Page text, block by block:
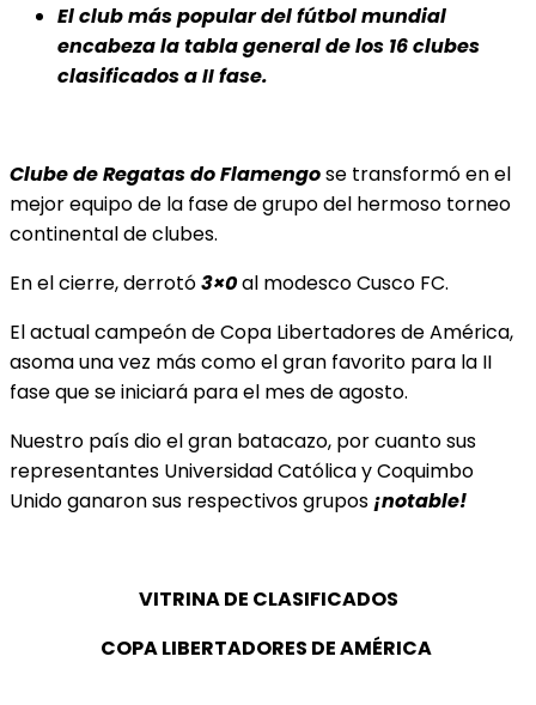
El club más popular del fútbol mundial
encabeza la tabla general de los 16 clubes
clasificados a II fase.
Clube de Regatas do Flamengose transformó en el
mejor equipo de la fase de grupo del hermoso torneo
continental de clubes.
En el cierre, derrotó3×0al modesco Cusco FC.
El actual campeón de Copa Libertadores de América,
asoma una vez más como el gran favorito para la II
fase que se iniciará para el mes de agosto.
Nuestro país dio el gran batacazo, por cuanto sus
representantes Universidad Católica y Coquimbo
Unido ganaron sus respectivos grupos ¡notable!
VITRINA DE CLASIFICADOS
COPA LIBERTADORES DE AMÉRICA